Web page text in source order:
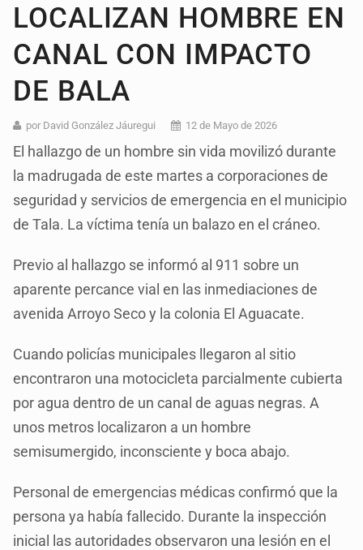
LOCALIZAN HOMBRE EN
CANAL CON IMPACTO
DE BALA
por David González Jáuregui 12 de Mayo de 2026
El hallazgo de un hombre sin vida movilizó durante
la madrugada de este martes a corporaciones de
seguridad y servicios de emergencia en el municipio
de Tala. La víctima tenía un balazo en el cráneo.
Previo al hallazgo se informó al 911 sobre un
aparente percance vial en las inmediaciones de
avenida Arroyo Seco y la colonia El Aguacate.
Cuando policías municipales llegaron al sitio
encontraron una motocicleta parcialmente cubierta
por agua dentro de un canal de aguas negras. A
unos metros localizaron a un hombre
semisumergido, inconsciente y boca abajo.
Personal de emergencias médicas confirmó que la
persona ya había fallecido. Durante la inspección
inicial las autoridades observaron una lesión en el